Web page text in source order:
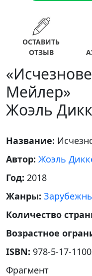
ОСТАВИТЬ
ОТЗЫВ
Мейлер»
Жоэль
Название:
Автор: Жоэль
Год: 2018
Жанры:
Количество
Возрастное
ISBN: 978-5-17-
Фрагмент